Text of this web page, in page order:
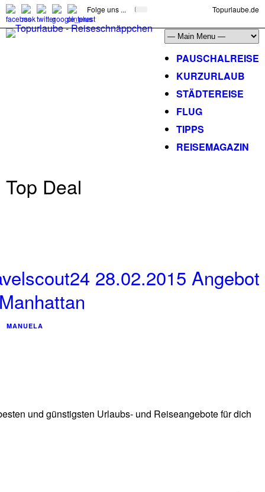
Folge uns ... Topurlaube.de
PAUSCHALREISE
KURZURLAUB
STÄDTEREISE
FLUG
TIPPS
REISEMAGAZIN
Top Deal
28.02.2015 Angebot
MANUELA
und günstigsten Urlaubs- und Reiseangebote für dich